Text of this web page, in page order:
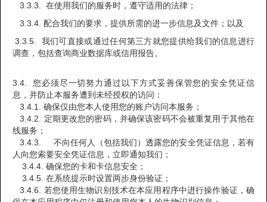
3.3.3. 在使用我们的服务时，遵守适用的法律；
3.3.4. 配合我们的要求，提供所需的进一步信息及文件；以及
3.3.5. 我们可直接或通过任何第三方就您提供给我们的信息进行
调查，包括查询商业数据库或信用报告。
3.4. 您必须尽一切努力通过以下方式妥善保管您的安全凭证信
息，并防止本服务遭到未经授权的访问：
3.4.1. 确保仅由您本人使用您的账户访问本服务；
3.4.2. 定期更改您的密码，并确保该密码不会被重复用于其他在
线服务；
3.4.3. 不向任何人（包括我们）透露您的安全凭证信息，若有
人向您索要安全凭证信息，立即通知我们；
3.4.4. 确保您的卡和卡信息安全；
3.4.5. 在系统提示时设置两步身份验证；
3.4.6. 若您使用生物识别技术在本应用程序中进行操作验证，确